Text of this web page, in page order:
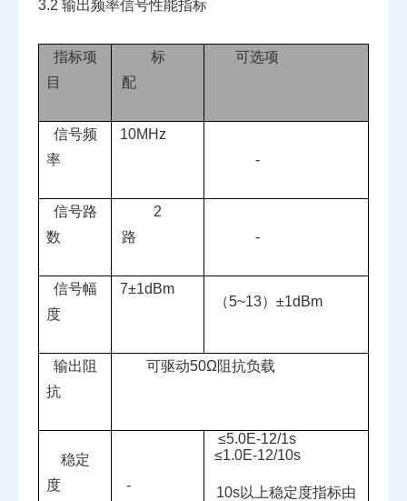
3.2 输出频率信号性能指标
指标项
目
标
配
可选项
信号频
率
10MHz
-
信号路
数
2
路
-
信号幅
度
7±1dBm
（5~13）±1dBm
输出阻
抗
可驱动50Ω阻抗负载
稳定
度
-
≤5.0E-12/1s
≤1.0E-12/10s
10s以上稳定度指标由